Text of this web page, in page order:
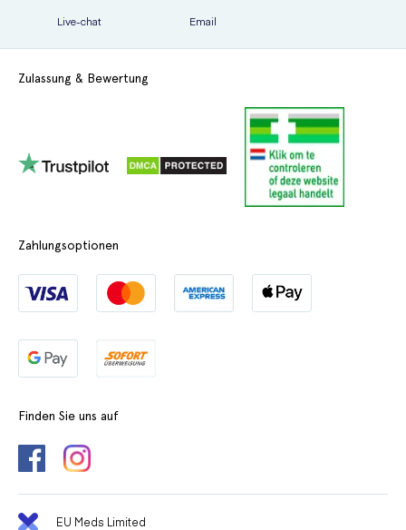
Live-chat Email
Zulassung & Bewertung
Zahlungsoptionen
Finden Sie uns auf
EU Meds Limited